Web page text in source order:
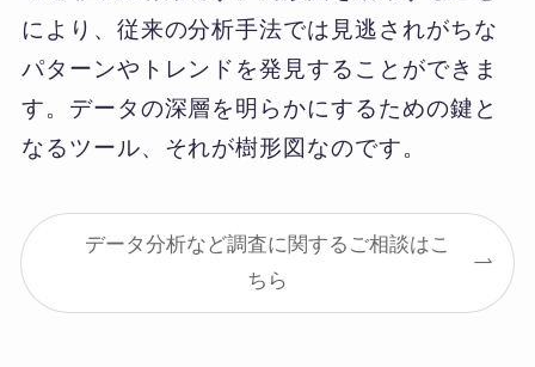
により、従来の分析手法では見逃されがちな
パターンやトレンドを発見することができま
す。データの深層を明らかにするための鍵と
なるツール、それが樹形図なのです。
データ分析など調査に関するご相談はこ
ちら